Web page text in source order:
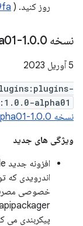
روز کنید. (
نسخه 1 .0.0-alpha01
5 آوریل 2023
alpha01
نسخه 1.0.0-alpha01 حاوی این commit ها است.
ویژگی های جدید
خصوصی مصرف
پیکربندی می